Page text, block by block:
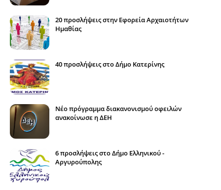
20 προσλήψεις στην Εφορεία Αρχαιοτήτων
Ημαθίας
40 προσλήψεις στο Δήμο Κατερίνης
Νέο πρόγραμμα διακανονισμού οφειλών
ανακοίνωσε η ΔΕΗ
6 προσλήψεις στο Δήμο Ελληνικού -
Αργυρούπολης